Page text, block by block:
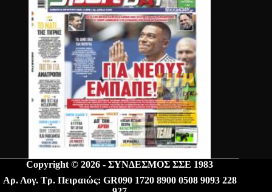
Copyright © 2026 - ΣΥΝΔΕΣΜΟΣ ΣΣΕ 1983
Αρ. Λογ. Τρ. Πειραιώς: GR090 1720 8900 0508 9093 228